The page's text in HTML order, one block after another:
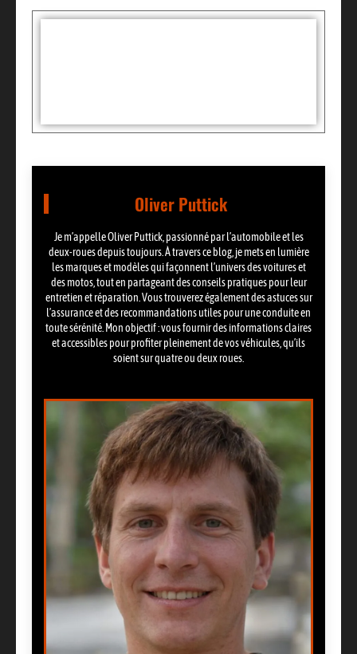
Oliver Puttick
Je m’appelle Oliver Puttick, passionné par l’automobile et les
deux-roues depuis toujours. À travers ce blog, je mets en lumière
les marques et modèles qui façonnent l’univers des voitures et
des motos, tout en partageant des conseils pratiques pour leur
entretien et réparation. Vous trouverez également des astuces sur
l’assurance et des recommandations utiles pour une conduite en
toute sérénité. Mon objectif : vous fournir des informations claires
et accessibles pour profiter pleinement de vos véhicules, qu’ils
soient sur quatre ou deux roues.